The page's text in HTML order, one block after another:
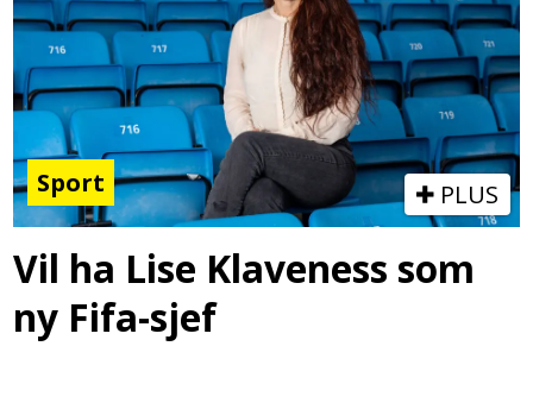
Sport PLUS
Vil ha Lise Klaveness som
ny Fifa-sjef